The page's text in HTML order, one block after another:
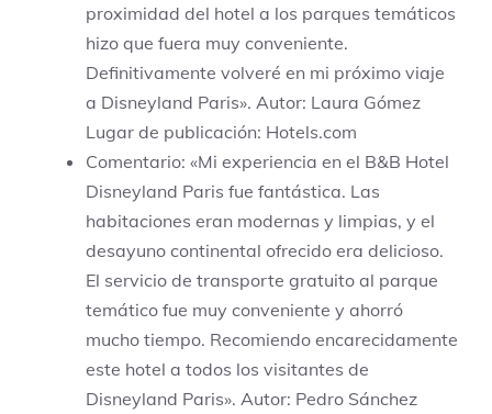
proximidad del hotel a los parques temáticos
hizo que fuera muy conveniente.
Definitivamente volveré en mi próximo viaje
a Disneyland Paris». Autor: Laura Gómez
Lugar de publicación: Hotels.com
Comentario: «Mi experiencia en el B&B Hotel
Disneyland Paris fue fantástica. Las
habitaciones eran modernas y limpias, y el
desayuno continental ofrecido era delicioso.
El servicio de transporte gratuito al parque
temático fue muy conveniente y ahorró
mucho tiempo. Recomiendo encarecidamente
este hotel a todos los visitantes de
Disneyland Paris». Autor: Pedro Sánchez